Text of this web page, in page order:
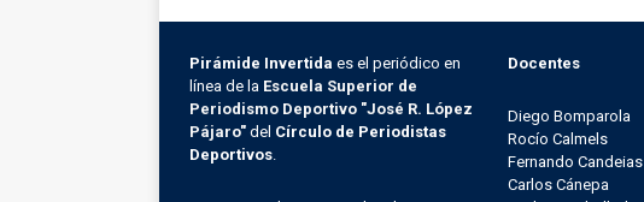
Pirámide Invertida es el periódico en
línea de la Escuela Superior de
Periodismo Deportivo "José R. López
Pájaro" del Círculo de Periodistas
Deportivos.
Docentes
Diego Bomparola
Rocío Calmels
Fernando Candeias
Carlos Cánepa